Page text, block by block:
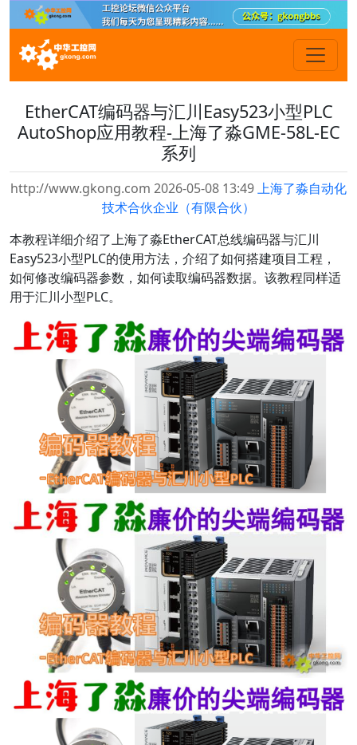
EtherCAT编码器与汇川Easy523小型PLC
AutoShop应用教程-上海了淼GME-58L-EC
系列
http://www.gkong.com 2026-05-08 13:49上海了淼自动化
技术合伙企业（有限合伙）
本教程详细介绍了上海了淼EtherCAT总线编码器与汇川
Easy523小型PLC的使用方法，介绍了如何搭建项目工程，
如何修改编码器参数，如何读取编码器数据。该教程同样适
用于汇川小型PLC。